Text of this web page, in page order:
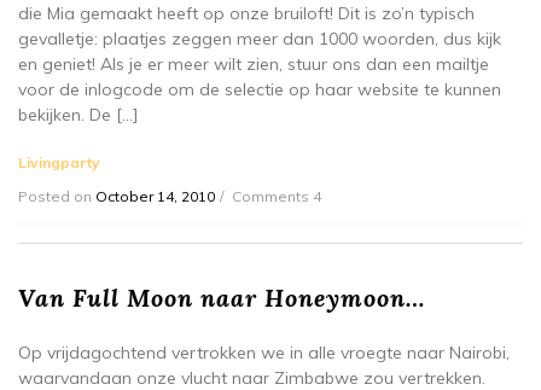
die Mia gemaakt heeft op onze bruiloft! Dit is zo’n typisch
gevalletje: plaatjes zeggen meer dan 1000 woorden, dus kijk
en geniet! Als je er meer wilt zien, stuur ons dan een mailtje
voor de inlogcode om de selectie op haar website te kunnen
bekijken. De […]
Livingparty
Posted on October 14, 2010 Comments 4
Van Full Moon naar Honeymoon…
Op vrijdagochtend vertrokken we in alle vroegte naar Nairobi,
waarvandaan onze vlucht naar Zimbabwe zou vertrekken.